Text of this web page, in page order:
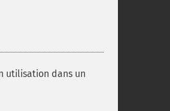
utilisation dans un